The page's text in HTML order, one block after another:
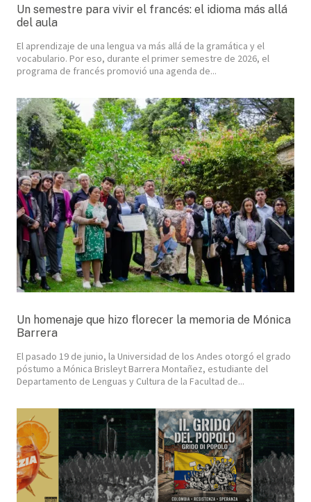
Un semestre para vivir el francés: el idioma más allá
del aula
El aprendizaje de una lengua va más allá de la gramática y el
vocabulario. Por eso, durante el primer semestre de 2026, el
programa de francés promovió una agenda de...
Un homenaje que hizo florecer la memoria de Mónica
Barrera
El pasado 19 de junio, la Universidad de los Andes otorgó el grado
póstumo a Mónica Brisleyt Barrera Montañez, estudiante del
Departamento de Lenguas y Cultura de la Facultad de...